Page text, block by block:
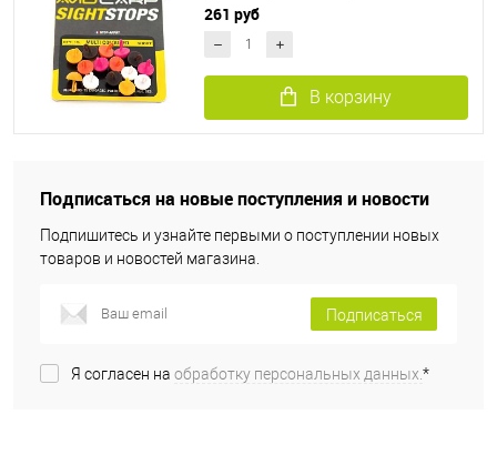
CARP Sight Stops Short MULTI
261 руб
В корзину
Подписаться на новые поступления и новости
Подпишитесь и узнайте первыми о поступлении новых
товаров и новостей магазина.
Подписаться
Я согласен на обработку персональных данных.*